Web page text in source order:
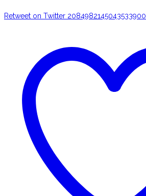
Retweet on Twitter 2084982145043533900